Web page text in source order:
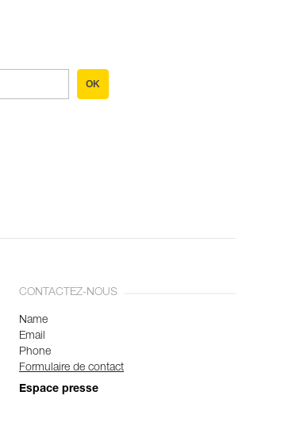
OK
CONTACTEZ-NOUS
Name
Email
Phone
Formulaire de contact
Espace presse